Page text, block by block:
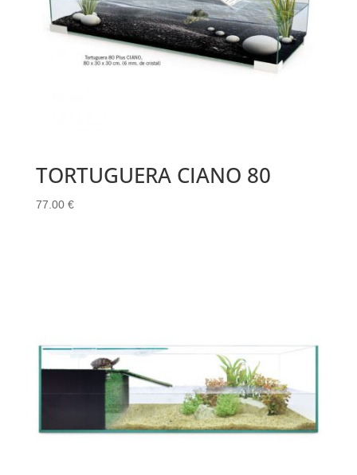
TORTUGUERA CIANO 80
77.00 €